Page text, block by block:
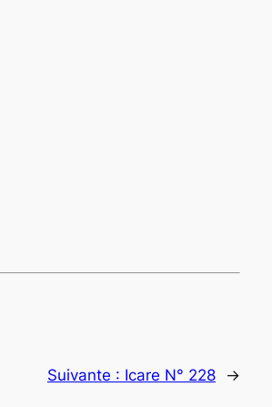
Suivante : Icare N° 228 →